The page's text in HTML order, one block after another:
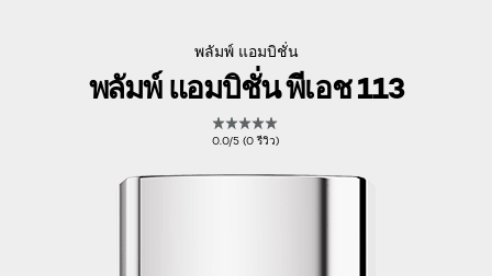
พลัมพ์ แอมบิชั่น
พลัมพ์ แอมบิชั่น พีเอช 113
0.0/5 (0 รีวิว)